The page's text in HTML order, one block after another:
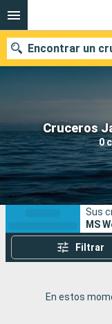
Cruceros
0
Encontrar un
Nuestros
Fecha de salida
Puertos
Sus
MS
Filtrar
En estos